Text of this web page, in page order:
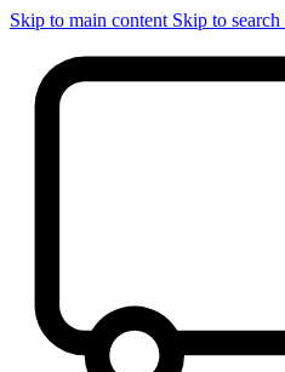
Skip to main content Skip to search